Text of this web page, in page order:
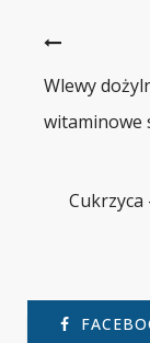
Wlewy
witaminowe